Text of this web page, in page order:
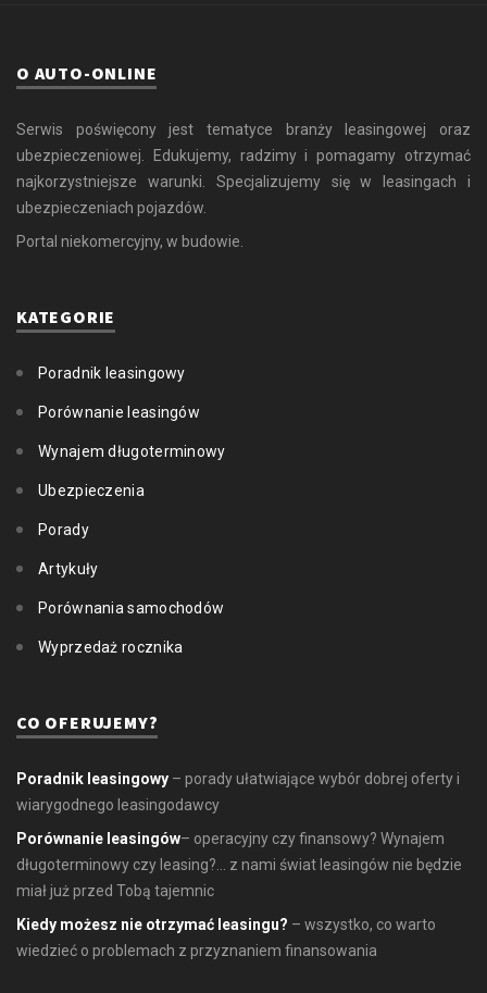
O AUTO-ONLINE
Serwis poświęcony jest tematyce branży leasingowej oraz
ubezpieczeniowej. Edukujemy, radzimy i pomagamy otrzymać
najkorzystniejsze warunki. Specjalizujemy się w leasingach i
ubezpieczeniach pojazdów.
Portal niekomercyjny, w budowie.
KATEGORIE
Poradnik leasingowy
Porównanie leasingów
Wynajem długoterminowy
Ubezpieczenia
Porady
Artykuły
Porównania samochodów
Wyprzedaż rocznika
CO OFERUJEMY?
Poradnik leasingowy – porady ułatwiające wybór dobrej oferty i
wiarygodnego leasingodawcy
Porównanie leasingów– operacyjny czy finansowy? Wynajem
długoterminowy czy leasing?... z nami świat leasingów nie będzie
miał już przed Tobą tajemnic
Kiedy możesz nie otrzymać leasingu? – wszystko, co warto
wiedzieć o problemach z przyznaniem finansowania